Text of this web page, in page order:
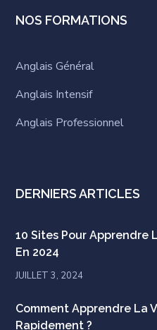
NOS FORMATIONS
Anglais Général
Anglais Intensif
Anglais Professionnel
DERNIERS ARTICLES
10 Sites Pour Apprendre
En 2024
JUILLET 3, 2024
Comment Apprendre La
Rapidement ?